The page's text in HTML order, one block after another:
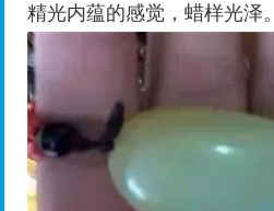
精光内蕴的感觉，蜡样光泽。